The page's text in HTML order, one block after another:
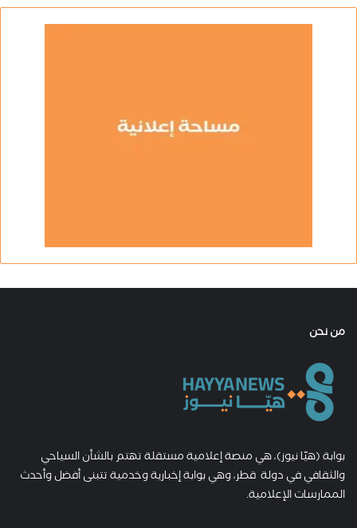
من نحن
بوابة (هيّا نيوز)، هي منصة إعلامية مستقلة تهتم بالشأن السياحي
والثقافي في دولة قطر، وهي بوابة إخبارية وخدمية تتبنى أفضل وأحدث
الممارسات الإعلامية.